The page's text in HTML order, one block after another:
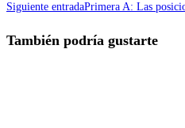
Siguiente entradaPrimera A: Las
También podría gustarte